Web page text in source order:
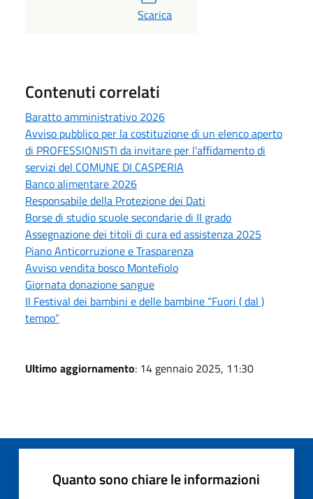
PDF
Scarica
Contenuti correlati
Baratto amministrativo 2026
Avviso pubblico per la costituzione di un elenco aperto
di PROFESSIONISTI da invitare per l'affidamento di
servizi del COMUNE DI CASPERIA
Banco alimentare 2026
Responsabile della Protezione dei Dati
Borse di studio scuole secondarie di II grado
Assegnazione dei titoli di cura ed assistenza 2025
Piano Anticorruzione e Trasparenza
Avviso vendita bosco Montefiolo
Giornata donazione sangue
Il Festival dei bambini e delle bambine “Fuori ( dal )
tempo”
Ultimo aggiornamento: 14 gennaio 2025, 11:30
Quanto sono chiare le informazioni